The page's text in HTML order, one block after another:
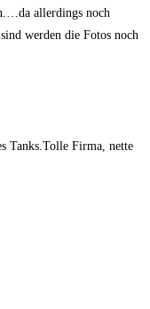
allerdings noch
werden die Fotos noch
Tanks.Tolle Firma, nette